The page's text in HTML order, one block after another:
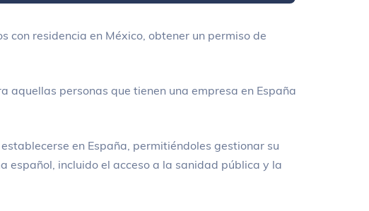
con residencia en México, obtener un permiso de
aquellas personas que tienen una empresa en España
en España, permitiéndoles gestionar su
incluido el acceso a la sanidad pública y la